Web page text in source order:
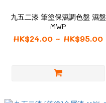
九五二漆 筆塗保濕調色盤 濕盤
MWP
HK$24.00 ~ HK$95.00